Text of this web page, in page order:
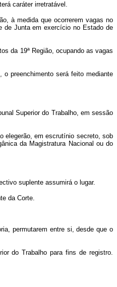
caráter irretratável.
à medida que ocorrerem vagas no
de Junta em exercício no Estado de
da 19ª Região, ocupando as vagas
o preenchimento será feito mediante
Superior do Trabalho, em sessão
elegerão, em escrutínio secreto, sob
da Magistratura Nacional ou do
suplente assumirá o lugar.
da Corte.
permutarem entre si, desde que o
do Trabalho para fins de registro.